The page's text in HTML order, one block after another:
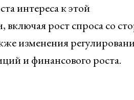
интереса к этой
рост спроса со
изменения
и финансового роста.